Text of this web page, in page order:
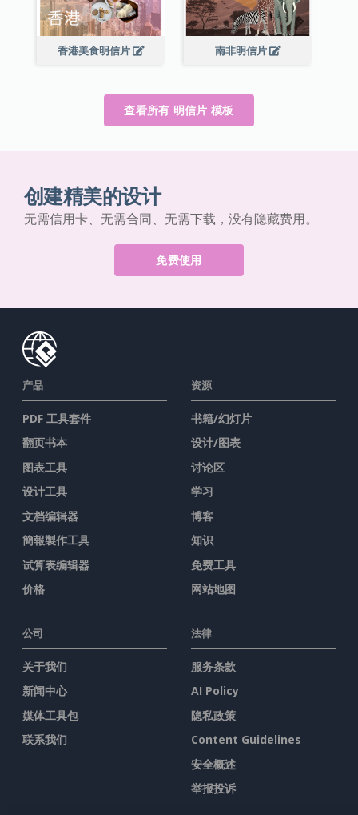
香港美食明信片 南非明信片
查看所有 明信片 模板
创建精美的设计
无需信用卡、无需合同、无需下载，没有隐藏费用。
免费使用
产品
PDF 工具套件
翻页书本
图表工具
设计工具
文档编辑器
簡報製作工具
试算表编辑器
价格
资源
书籍/幻灯片
设计/图表
讨论区
学习
博客
知识
免费工具
网站地图
公司
关于我们
新闻中心
媒体工具包
联系我们
法律
服务条款
AI Policy
隐私政策
Content Guidelines
安全概述
举报投诉